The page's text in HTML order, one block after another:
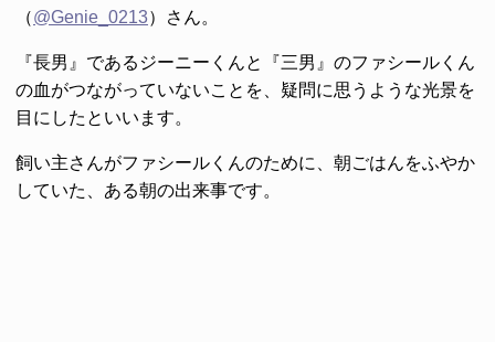
（@Genie_0213）さん。
『長男』であるジーニーくんと『三男』のファシールくん
の血がつながっていないことを、疑問に思うような光景を
目にしたといいます。
飼い主さんがファシールくんのために、朝ごはんをふやか
していた、ある朝の出来事です。